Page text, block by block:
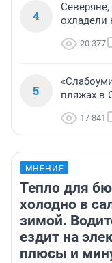
4
охладели
20 377
5
пляжах в
17 841
МНЕНИЕ
Тепло для
холодно в
зимой.
ездит на
плюсы и